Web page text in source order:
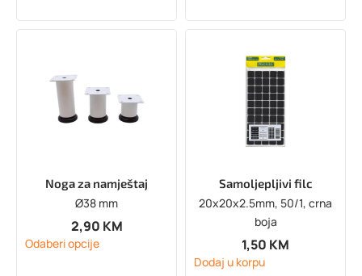
Noga za namještaj
Ø38 mm
2,90 KM
Odaberi opcije
Samoljepljivi filc
20x20x2.5mm, 50/1, crna
boja
1,50 KM
Dodaj u korpu